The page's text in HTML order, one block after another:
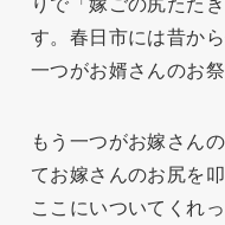
す。春日市には昔か
一つがお婿さんのお祭
もう一つがお嫁さん
てお嫁さんのお尻を
ここにいついてくれ